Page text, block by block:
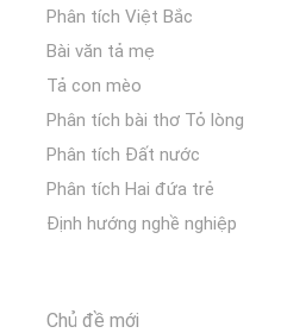
Phân tích Việt Bắc
Bài văn tả mẹ
Tả con mèo
Phân tích bài thơ Tỏ lòng
Phân tích Đất nước
Phân tích Hai đứa trẻ
Định hướng nghề nghiệp
Chủ đề mới